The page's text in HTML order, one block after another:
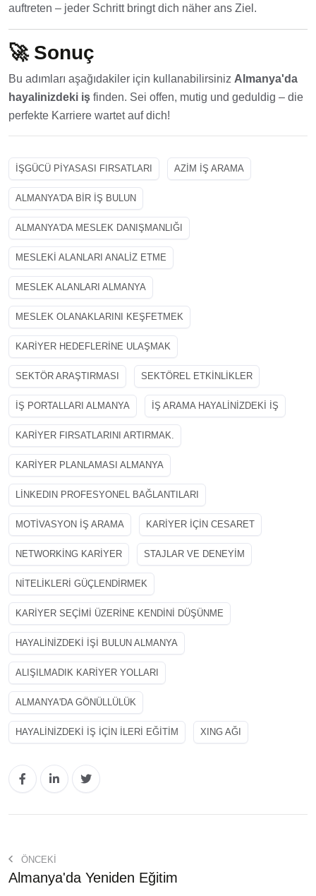
auftreten – jeder Schritt bringt dich näher ans Ziel.
🚀 Sonuç
Bu adımları aşağıdakiler için kullanabilirsiniz Almanya'da
hayalinizdeki iş finden. Sei offen, mutig und geduldig – die
perfekte Karriere wartet auf dich!
İŞGÜCÜ PIYASASI FIRSATLARI AZIM İŞ ARAMA
ALMANYA'DA BIR IŞ BULUN
ALMANYA'DA MESLEK DANIŞMANLIĞI
MESLEKI ALANLARI ANALIZ ETME
MESLEK ALANLARI ALMANYA
MESLEK OLANAKLARINI KEŞFETMEK
KARIYER HEDEFLERINE ULAŞMAK
SEKTÖR ARAŞTIRMASI SEKTÖREL ETKINLIKLER
İŞ PORTALLARI ALMANYA İŞ ARAMA HAYALINIZDEKI IŞ
KARIYER FIRSATLARINI ARTIRMAK.
KARIYER PLANLAMASI ALMANYA
LINKEDIN PROFESYONEL BAĞLANTILARI
MOTIVASYON İŞ ARAMA KARIYER IÇIN CESARET
NETWORKING KARIYER STAJLAR VE DENEYIM
NITELIKLERI GÜÇLENDIRMEK
KARIYER SEÇIMI ÜZERINE KENDINI DÜŞÜNME
HAYALINIZDEKI IŞI BULUN ALMANYA
ALIŞILMADIK KARIYER YOLLARI
ALMANYA'DA GÖNÜLLÜLÜK
HAYALINIZDEKI IŞ IÇIN ILERI EĞITIM XING AĞI
ÖNCEKİ
Almanya'da Yeniden Eğitim